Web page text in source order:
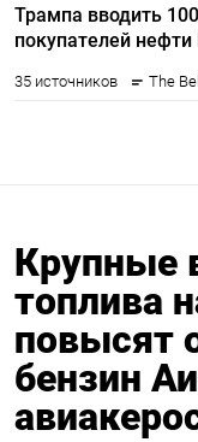
Крупные
топлива
повысят
бензин